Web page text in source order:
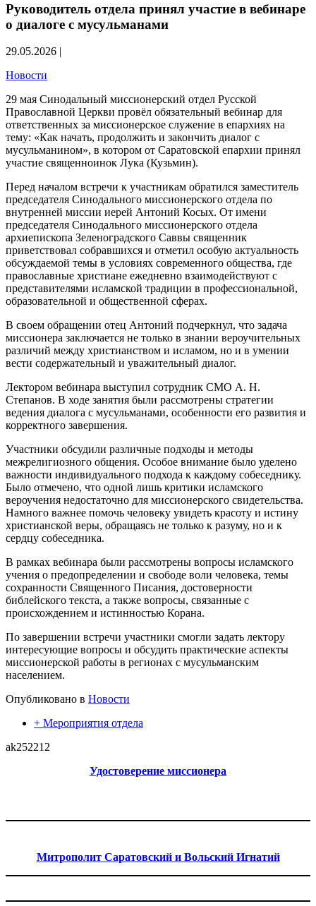
Руководитель отдела принял участие в вебинаре
о диалоге с мусульманами
29.05.2026 |
Новости
29 мая Синодальный миссионерский отдел Русской
Православной Церкви провёл обязательный вебинар для
ответственных за миссионерское служение в епархиях на
тему: «Как начать, продолжить и закончить диалог с
мусульманином», в котором от Саратовской епархии принял
участие священноинок Лука (Кузьмин).
Перед началом встречи к участникам обратился заместитель
председателя Синодального миссионерского отдела по
внутренней миссии иерей Антоний Косых. От имени
председателя Синодального миссионерского отдела
архиепископа Зеленоградского Саввы священник
приветствовал собравшихся и отметил особую актуальность
обсуждаемой темы в условиях современного общества, где
православные христиане ежедневно взаимодействуют с
представителями исламской традиции в профессиональной,
образовательной и общественной сферах.
В своем обращении отец Антоний подчеркнул, что задача
миссионера заключается не только в знании вероучительных
различий между христианством и исламом, но и в умении
вести содержательный и уважительный диалог.
Лектором вебинара выступил сотрудник СМО А. Н.
Степанов. В ходе занятия были рассмотрены стратегии
ведения диалога с мусульманами, особенности его развития и
корректного завершения.
Участники обсудили различные подходы и методы
межрелигиозного общения. Особое внимание было уделено
важности индивидуального подхода к каждому собеседнику.
Было отмечено, что одной лишь критики исламского
вероучения недостаточно для миссионерского свидетельства.
Намного важнее помочь человеку увидеть красоту и истину
христианской веры, обращаясь не только к разуму, но и к
сердцу собеседника.
В рамках вебинара были рассмотрены вопросы исламского
учения о предопределении и свободе воли человека, темы
сохранности Священного Писания, достоверности
библейского текста, а также вопросы, связанные с
происхождением и истинностью Корана.
По завершении встречи участники смогли задать лектору
интересующие вопросы и обсудить практические аспекты
миссионерской работы в регионах с мусульманским
населением.
Опубликовано в Новости
+ Мероприятия отдела
ak252212
Удостоверение миссионера
Митрополит Саратовский и Вольский Игнатий